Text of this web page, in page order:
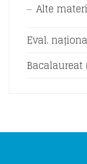
Alte
Eval.
Bacalaureat